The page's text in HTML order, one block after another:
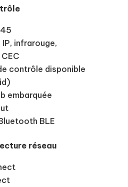
infrarouge,
contrôle disponible
embarquée
BLE
réseau